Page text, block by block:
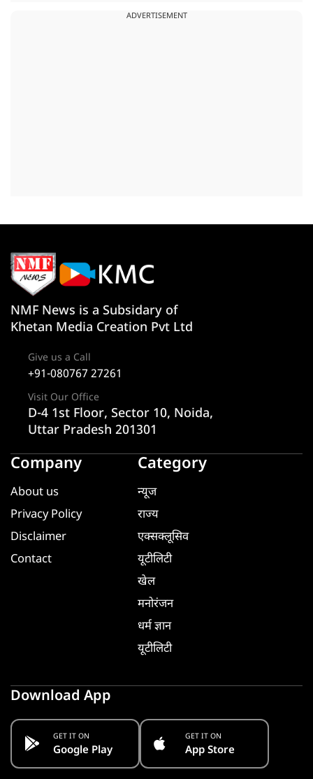
ADVERTISEMENT
NMF News is a Subsidary of
Khetan Media Creation Pvt Ltd
Give us a Call
+91-080767 27261
Visit Our Office
D-4 1st Floor, Sector 10, Noida,
Uttar Pradesh 201301
Company
About us
Privacy Policy
Disclaimer
Contact
Category
न्यूज
राज्य
एक्सक्लूसिव
यूटीलिटी
खेल
मनोरंजन
धर्म ज्ञान
यूटीलिटी
Download App
GET IT ON
Google Play
GET IT ON
App Store